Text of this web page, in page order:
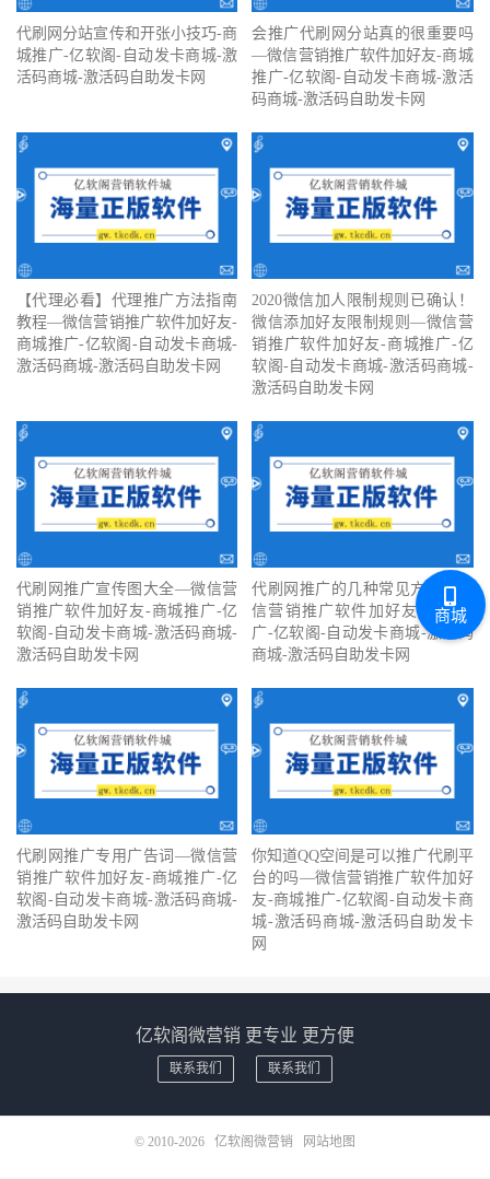
代刷网分站宣传和开张小技巧-商
城推广-亿软阁-自动发卡商城-激
活码商城-激活码自助发卡网
会推广代刷网分站真的很重要吗
—微信营销推广软件加好友-商城
推广-亿软阁-自动发卡商城-激活
码商城-激活码自助发卡网
【代理必看】‍代理推广方法指南
教程—微信营销推广软件加好友-
商城推广-亿软阁-自动发卡商城-
激活码商城-激活码自助发卡网
2020微信加人限制规则已确认！
微信添加好友限制规则—微信营
销推广软件加好友-商城推广-亿
软阁-自动发卡商城-激活码商城-
激活码自助发卡网
代刷网推广宣传图大全—微信营
销推广软件加好友-商城推广-亿
软阁-自动发卡商城-激活码商城-
激活码自助发卡网
代刷网推广的几种常见方式—微
信营销推广软件加好友-商城推
广-亿软阁-自动发卡商城-激活码
商城-激活码自助发卡网
代刷网推广专用广告词—微信营
销推广软件加好友-商城推广-亿
软阁-自动发卡商城-激活码商城-
激活码自助发卡网
你知道QQ空间是可以推广代刷平
台的吗—微信营销推广软件加好
友-商城推广-亿软阁-自动发卡商
城-激活码商城-激活码自助发卡
网
亿软阁微营销 更专业 更方便
联系我们 联系我们
© 2010-2026 亿软阁微营销 网站地图
商城